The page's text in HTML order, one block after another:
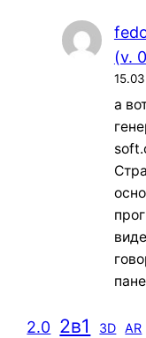
(v.
а
2.0 2в1 3D AR